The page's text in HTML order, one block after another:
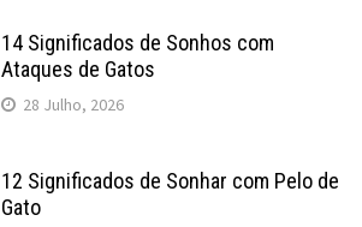
14 Significados de Sonhos com
Ataques de Gatos
28 Julho, 2026
12 Significados de Sonhar com Pelo de
Gato